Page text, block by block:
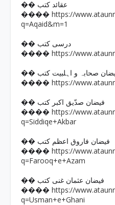
�� عقائد کتب
���� https://
q=Aqaid&m=1
�� درسی کتب
���� https://
فیضان صحابہ و اہلبیت کتب
���� https://
�� فیضان صدّیق اکبر کتب
���� https://
q=Siddiqe+Akbar
�� فیضان فاروق اعظم کتب
���� https://
q=Farooq+e+Azam
�� فیضان عثمان غنی کتب
���� https://
q=Usman+e+Ghani